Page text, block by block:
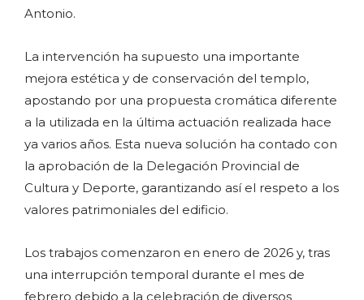
Antonio.
La intervención ha supuesto una importante
mejora estética y de conservación del templo,
apostando por una propuesta cromática diferente
a la utilizada en la última actuación realizada hace
ya varios años. Esta nueva solución ha contado con
la aprobación de la Delegación Provincial de
Cultura y Deporte, garantizando así el respeto a los
valores patrimoniales del edificio.
Los trabajos comenzaron en enero de 2026 y, tras
una interrupción temporal durante el mes de
febrero debido a la celebración de diversos